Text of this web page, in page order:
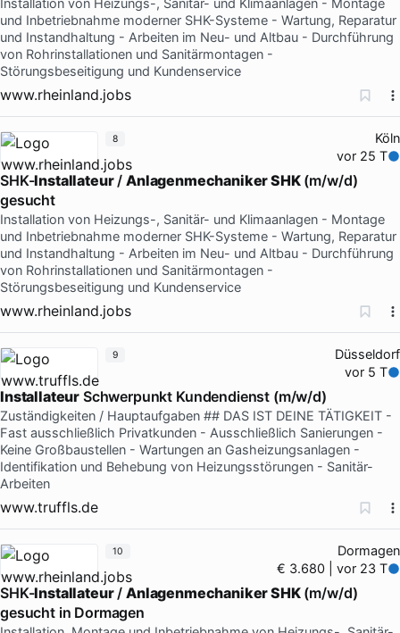
Installation von Heizungs-, Sanitär- und Klimaanlagen - Montage
und Inbetriebnahme moderner SHK-Systeme - Wartung, Reparatur
und Instandhaltung - Arbeiten im Neu- und Altbau - Durchführung
von Rohrinstallationen und Sanitärmontagen -
Störungsbeseitigung und Kundenservice
www.rheinland.jobs
Köln
vor 25 T
SHK-Installateur/ Anlagenmechaniker SHK(m/w/d)
gesucht
Installation von Heizungs-, Sanitär- und Klimaanlagen - Montage
und Inbetriebnahme moderner SHK-Systeme - Wartung, Reparatur
und Instandhaltung - Arbeiten im Neu- und Altbau - Durchführung
von Rohrinstallationen und Sanitärmontagen -
Störungsbeseitigung und Kundenservice
www.rheinland.jobs
8
Düsseldorf
vor 5 T
Installateur Schwerpunkt Kundendienst (m/w/d)
Zuständigkeiten / Hauptaufgaben ## DAS IST DEINE TÄTIGKEIT -
Fast ausschließlich Privatkunden - Ausschließlich Sanierungen -
Keine Großbaustellen - Wartungen an Gasheizungsanlagen -
Identifikation und Behebung von Heizungsstörungen - Sanitär-
Arbeiten
www.truffls.de
9
Dormagen
€ 3.680 | vor 23 T
SHK-Installateur/ Anlagenmechaniker SHK(m/w/d)
gesucht in Dormagen
10